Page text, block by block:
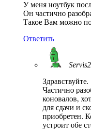
У меня ноутбук
Он частично
Такое Вам можно
Ответить
Здравствуйте.
Частично
коновалов,
для сдачи и
приобретен.
устроит обе